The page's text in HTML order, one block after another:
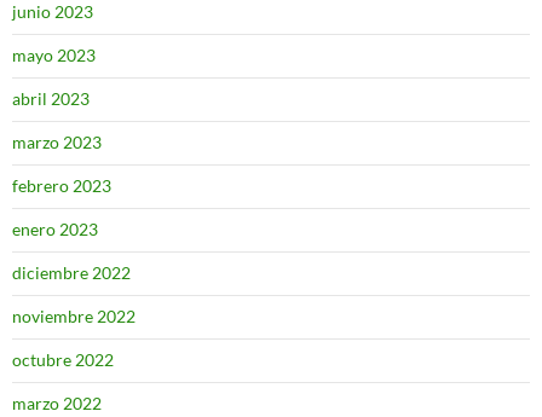
junio 2023
mayo 2023
abril 2023
marzo 2023
febrero 2023
enero 2023
diciembre 2022
noviembre 2022
octubre 2022
marzo 2022